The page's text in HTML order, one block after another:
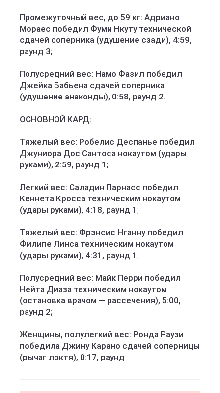
Промежуточный вес, до 59 кг: Адриано
Мораес победил Фуми Нкуту технической
сдачей соперника (удушение сзади), 4:59,
раунд 3;
Полусредний вес: Намо Фазил победил
Джейка Бабьена сдачей соперника
(удушение анаконды), 0:58, раунд 2.
ОСНОВНОЙ КАРД:
Тяжелый вес: Робелис Деспанье победил
Джуниора Дос Сантоса нокаутом (удары
руками), 2:59, раунд 1;
Легкий вес: Саладин Парнасс победил
Кеннета Кросса техническим нокаутом
(удары руками), 4:18, раунд 1;
Тяжелый вес: Фрэнсис Нганну победил
Филипе Линса техническим нокаутом
(удары руками), 4:31, раунд 1;
Полусредний вес: Майк Перри победил
Нейта Диаза техническим нокаутом
(остановка врачом — рассечения), 5:00,
раунд 2;
Женщины, полулегкий вес: Ронда Раузи
победила Джину Карано сдачей соперницы
(рычаг локтя), 0:17, раунд